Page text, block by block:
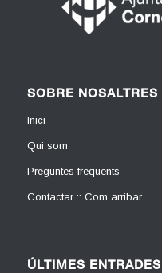
SOBRE NOSALTRES
Inici
Qui som
Preguntes freqüents
Contactar :: Com arribar
ÚLTIMES ENTRADES